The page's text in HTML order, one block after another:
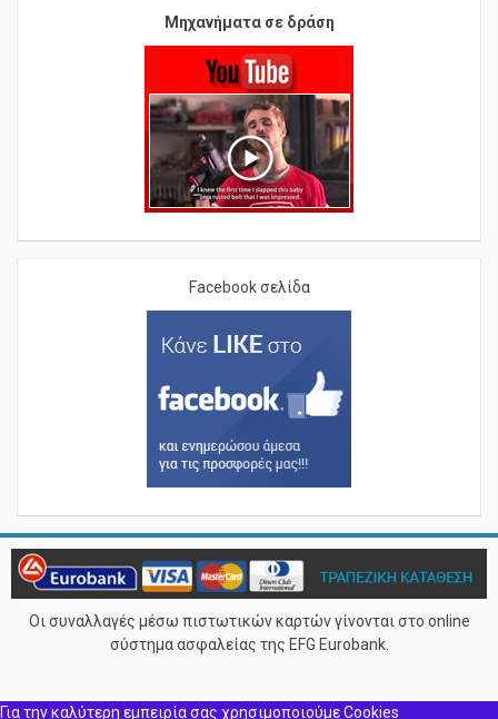
Μηχανήματα σε δράση
Facebook σελίδα
Οι συναλλαγές μέσω πιστωτικών καρτών γίνονται στο online
σύστημα ασφαλείας της EFG Eurobank.
Για την καλύτερη εμπειρία σας χρησιμοποιούμε Cookies